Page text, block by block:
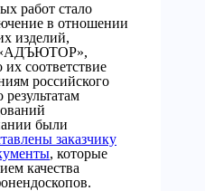
работ стало
в отношении
изделий,
их соответствие
российского
результатам
были
заказчику
, которые
качества